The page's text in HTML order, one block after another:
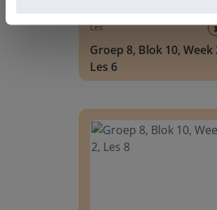
Les
Groep 8, Blok 10, Week
Les 6